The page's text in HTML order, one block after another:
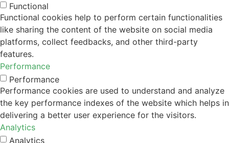
Functional
Functional cookies help to perform certain functionalities
like sharing the content of the website on social media
platforms, collect feedbacks, and other third-party
features.
Performance
Performance
Performance cookies are used to understand and analyze
the key performance indexes of the website which helps in
delivering a better user experience for the visitors.
Analytics
Analytics